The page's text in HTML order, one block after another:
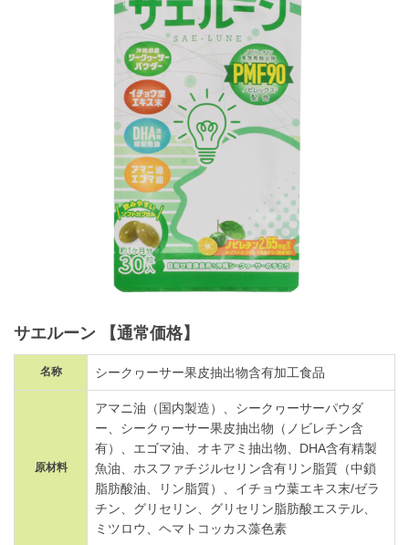
サエルーン 【通常価格】
名称 シークヮーサー果皮抽出物含有加工食品
原材料
アマニ油（国内製造）、シークヮーサーパウダ
ー、シークヮーサー果皮抽出物（ノビレチン含
有）、エゴマ油、オキアミ抽出物、DHA含有精製
魚油、ホスファチジルセリン含有リン脂質（中鎖
脂肪酸油、リン脂質）、イチョウ葉エキス末/ゼラ
チン、グリセリン、グリセリン脂肪酸エステル、
ミツロウ、ヘマトコッカス藻色素